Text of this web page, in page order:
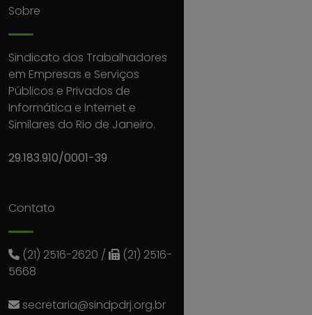
Sobre
Sindicato dos Trabalhadores
em Empresas e Serviços
Públicos e Privados de
Informática e Internet e
Similares do Rio de Janeiro.
29.183.910/0001-39
Contato
(21) 2516-2620 /
(21) 2516-
5668
secretaria@sindpdrj.org.br